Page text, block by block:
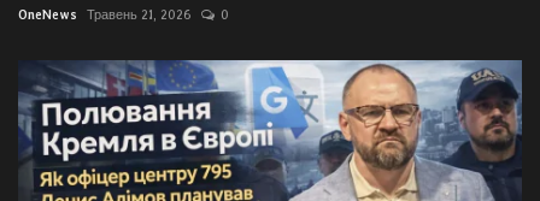
OneNews Травень 21, 2026 0